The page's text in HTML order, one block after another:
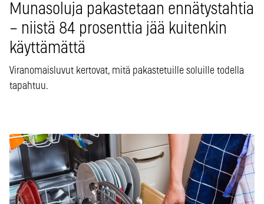
Munasoluja pakastetaan ennätystahtia
– niistä 84 prosenttia jää kuitenkin
käyttämättä
Viranomaisluvut kertovat, mitä pakastetuille soluille todella
tapahtuu.